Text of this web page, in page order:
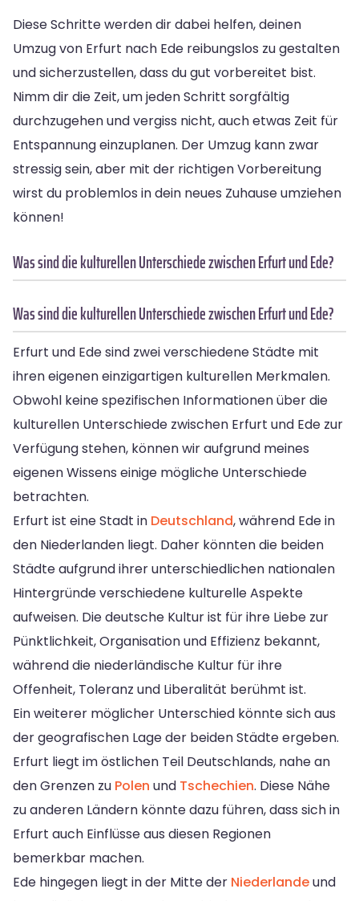
Diese Schritte werden dir dabei helfen, deinen
Umzug von Erfurt nach Ede reibungslos zu gestalten
und sicherzustellen, dass du gut vorbereitet bist.
Nimm dir die Zeit, um jeden Schritt sorgfältig
durchzugehen und vergiss nicht, auch etwas Zeit für
Entspannung einzuplanen. Der Umzug kann zwar
stressig sein, aber mit der richtigen Vorbereitung
wirst du problemlos in dein neues Zuhause umziehen
können!
Was sind die kulturellen Unterschiede zwischen Erfurt und Ede?
Was sind die kulturellen Unterschiede zwischen Erfurt und Ede?
Erfurt und Ede sind zwei verschiedene Städte mit
ihren eigenen einzigartigen kulturellen Merkmalen.
Obwohl keine spezifischen Informationen über die
kulturellen Unterschiede zwischen Erfurt und Ede zur
Verfügung stehen, können wir aufgrund meines
eigenen Wissens einige mögliche Unterschiede
betrachten.
Erfurt ist eine Stadt in Deutschland, während Ede in
den Niederlanden liegt. Daher könnten die beiden
Städte aufgrund ihrer unterschiedlichen nationalen
Hintergründe verschiedene kulturelle Aspekte
aufweisen. Die deutsche Kultur ist für ihre Liebe zur
Pünktlichkeit, Organisation und Effizienz bekannt,
während die niederländische Kultur für ihre
Offenheit, Toleranz und Liberalität berühmt ist.
Ein weiterer möglicher Unterschied könnte sich aus
der geografischen Lage der beiden Städte ergeben.
Erfurt liegt im östlichen Teil Deutschlands, nahe an
den Grenzen zu Polen und Tschechien. Diese Nähe
zu anderen Ländern könnte dazu führen, dass sich in
Erfurt auch Einflüsse aus diesen Regionen
bemerkbar machen.
Ede hingegen liegt in der Mitte der Niederlandeund